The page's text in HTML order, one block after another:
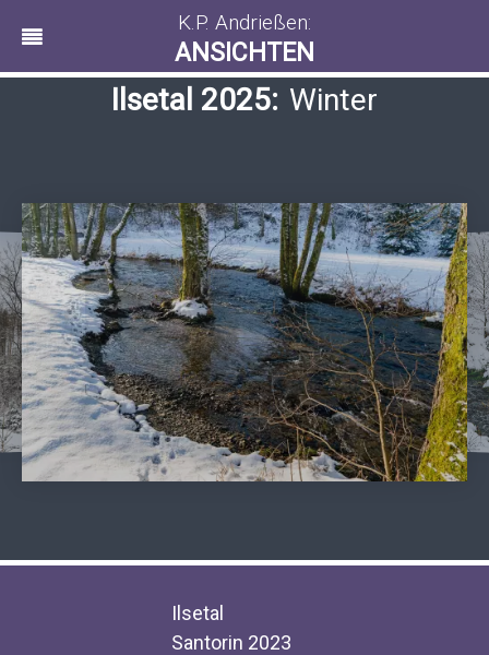
K.P. Andrießen:
ANSICHTEN
Ilsetal 2025: Winter
Ilsetal
Santorin 2023